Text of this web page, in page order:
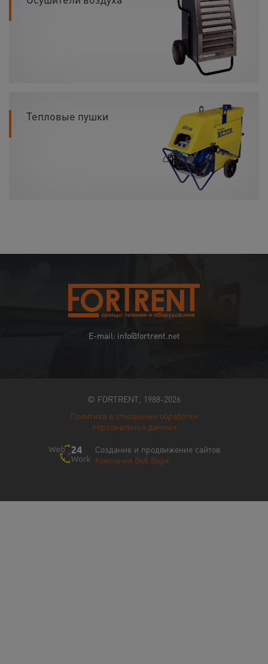
Тепловые пушки
E-mail: info@fortrent.net
© FORTRENT, 1988-2026
Политика в отношении обработки
персональных данных
Создание и продвижение сайтов
Компания Веб Ворк